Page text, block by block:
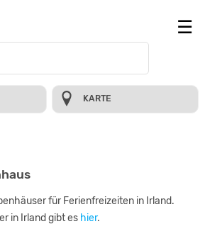
KARTE
für Ferienfreizeiten in Irland.
in Irland gibt es hier.